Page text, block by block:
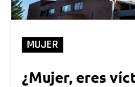
MUJER
¿Mujer, eres